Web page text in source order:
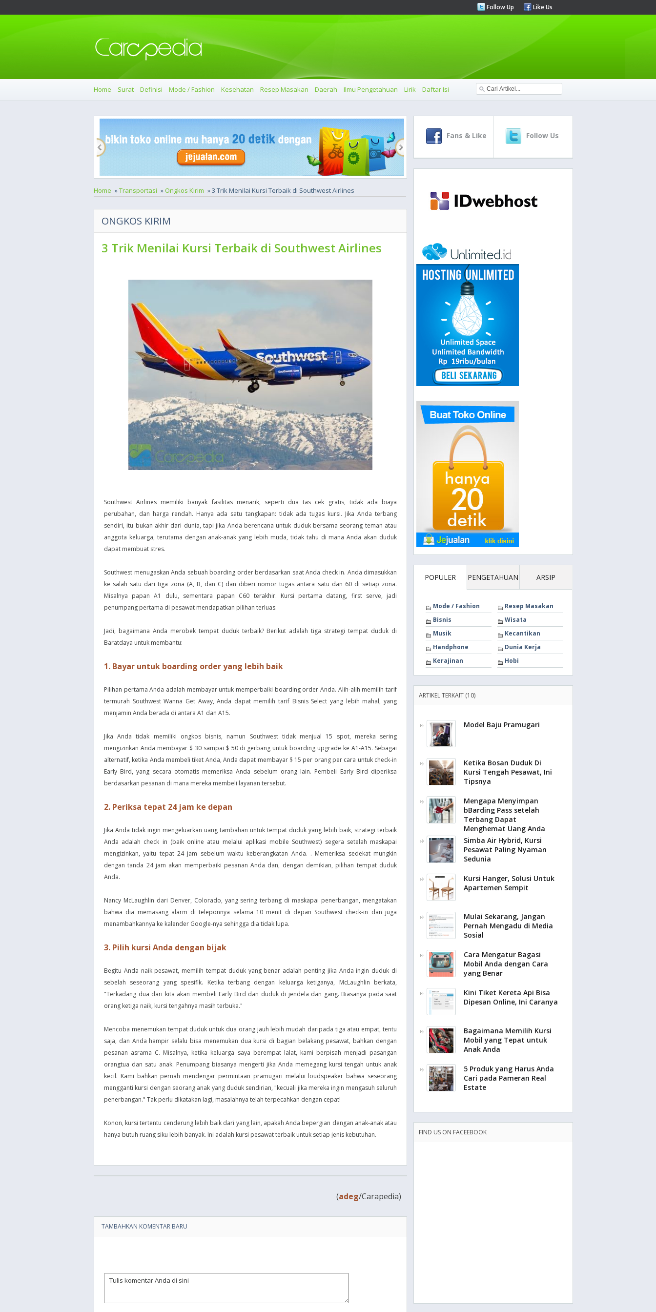
Follow Up Like Us
Home Surat Definisi Mode / Fashion Kesehatan Resep Masakan Daerah Ilmu Pengetahuan Lirik Daftar Isi
Home »Transportasi » Ongkos Kirim » 3 Trik Menilai Kursi Terbaik di Southwest Airlines
ONGKOS KIRIM
3 Trik Menilai Kursi Terbaik di Southwest Airlines
Southwest Airlines memiliki banyak fasilitas menarik, seperti dua tas cek gratis, tidak ada biaya
perubahan, dan harga rendah. Hanya ada satu tangkapan: tidak ada tugas kursi. Jika Anda terbang
sendiri, itu bukan akhir dari dunia, tapi jika Anda berencana untuk duduk bersama seorang teman atau
anggota keluarga, terutama dengan anak-anak yang lebih muda, tidak tahu di mana Anda akan duduk
dapat membuat stres.
Southwest menugaskan Anda sebuah boarding order berdasarkan saat Anda check in. Anda dimasukkan
ke salah satu dari tiga zona (A, B, dan C) dan diberi nomor tugas antara satu dan 60 di setiap zona.
Misalnya papan A1 dulu, sementara papan C60 terakhir. Kursi pertama datang, first serve, jadi
penumpang pertama di pesawat mendapatkan pilihan terluas.
Jadi, bagaimana Anda merobek tempat duduk terbaik? Berikut adalah tiga strategi tempat duduk di
Baratdaya untuk membantu:
1. Bayar untuk boarding order yang lebih baik
Pilihan pertama Anda adalah membayar untuk memperbaiki boarding order Anda. Alih-alih memilih tarif
termurah Southwest Wanna Get Away, Anda dapat memilih tarif Bisnis Select yang lebih mahal, yang
menjamin Anda berada di antara A1 dan A15.
Jika Anda tidak memiliki ongkos bisnis, namun Southwest tidak menjual 15 spot, mereka sering
mengizinkan Anda membayar $ 30 sampai $ 50 di gerbang untuk boarding upgrade ke A1-A15. Sebagai
alternatif, ketika Anda membeli tiket Anda, Anda dapat membayar $ 15 per orang per cara untuk check-in
Early Bird, yang secara otomatis memeriksa Anda sebelum orang lain. Pembeli Early Bird diperiksa
berdasarkan pesanan di mana mereka membeli layanan tersebut.
2. Periksa tepat 24 jam ke depan
Jika Anda tidak ingin mengeluarkan uang tambahan untuk tempat duduk yang lebih baik, strategi terbaik
Anda adalah check in (baik online atau melalui aplikasi mobile Southwest) segera setelah maskapai
mengizinkan, yaitu tepat 24 jam sebelum waktu keberangkatan Anda. . Memeriksa sedekat mungkin
dengan tanda 24 jam akan memperbaiki pesanan Anda dan, dengan demikian, pilihan tempat duduk
Anda.
Nancy McLaughlin dari Denver, Colorado, yang sering terbang di maskapai penerbangan, mengatakan
bahwa dia memasang alarm di teleponnya selama 10 menit di depan Southwest check-in dan juga
menambahkannya ke kalender Google-nya sehingga dia tidak lupa.
3. Pilih kursi Anda dengan bijak
Begitu Anda naik pesawat, memilih tempat duduk yang benar adalah penting jika Anda ingin duduk di
sebelah seseorang yang spesifik. Ketika terbang dengan keluarga ketiganya, McLaughlin berkata,
"Terkadang dua dari kita akan membeli Early Bird dan duduk di jendela dan gang. Biasanya pada saat
orang ketiga naik, kursi tengahnya masih terbuka."
Mencoba menemukan tempat duduk untuk dua orang jauh lebih mudah daripada tiga atau empat, tentu
saja, dan Anda hampir selalu bisa menemukan dua kursi di bagian belakang pesawat, bahkan dengan
pesanan asrama C. Misalnya, ketika keluarga saya berempat lalat, kami berpisah menjadi pasangan
orangtua dan satu anak. Penumpang biasanya mengerti jika Anda memegang kursi tengah untuk anak
kecil. Kami bahkan pernah mendengar permintaan pramugari melalui loudspeaker bahwa seseorang
mengganti kursi dengan seorang anak yang duduk sendirian, "kecuali jika mereka ingin mengasuh seluruh
penerbangan." Tak perlu dikatakan lagi, masalahnya telah terpecahkan dengan cepat!
Konon, kursi tertentu cenderung lebih baik dari yang lain, apakah Anda bepergian dengan anak-anak atau
hanya butuh ruang siku lebih banyak. Ini adalah kursi pesawat terbaik untuk setiap jenis kebutuhan.
(adeg/Carapedia)
TAMBAHKAN KOMENTAR BARU
Fans & Like Follow Us
POPULER PENGETAHUAN ARSIP
Mode / Fashion
Resep Masakan
Bisnis
Wisata
Musik
Kecantikan
Handphone
Dunia Kerja
Kerajinan
Hobi
ARTIKEL TERKAIT (10)
Model Baju Pramugari
Ketika Bosan Duduk Di
Kursi Tengah Pesawat, Ini
Tipsnya
Mengapa Menyimpan
bBarding Pass setelah
Terbang Dapat
Menghemat Uang Anda
Simba Air Hybrid, Kursi
Pesawat Paling Nyaman
Sedunia
Kursi Hanger, Solusi Untuk
Apartemen Sempit
Mulai Sekarang, Jangan
Pernah Mengadu di Media
Sosial
Cara Mengatur Bagasi
Mobil Anda dengan Cara
yang Benar
Kini Tiket Kereta Api Bisa
Dipesan Online, Ini Caranya
Bagaimana Memilih Kursi
Mobil yang Tepat untuk
Anak Anda
5 Produk yang Harus Anda
Cari pada Pameran Real
Estate
FIND US ON FACEEBOOK